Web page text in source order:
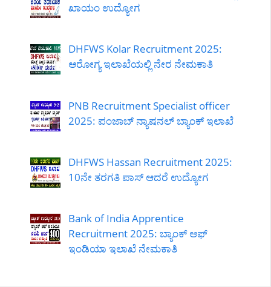
ಖಾಯಂ ಉದ್ಯೋಗ
DHFWS Kolar Recruitment 2025:
ಆರೋಗ್ಯ ಇಲಾಖೆಯಲ್ಲಿ ನೇರ ನೇಮಕಾತಿ
PNB Recruitment Specialist officer
2025: ಪಂಜಾಬ್ ನ್ಯಾಷನಲ್ ಬ್ಯಾಂಕ್ ಇಲಾಖೆ
DHFWS Hassan Recruitment 2025:
10ನೇ ತರಗತಿ ಪಾಸ್ ಆದರೆ ಉದ್ಯೋಗ
Bank of India Apprentice
Recruitment 2025: ಬ್ಯಾಂಕ್ ಆಫ್
ಇಂಡಿಯಾ ಇಲಾಖೆ ನೇಮಕಾತಿ